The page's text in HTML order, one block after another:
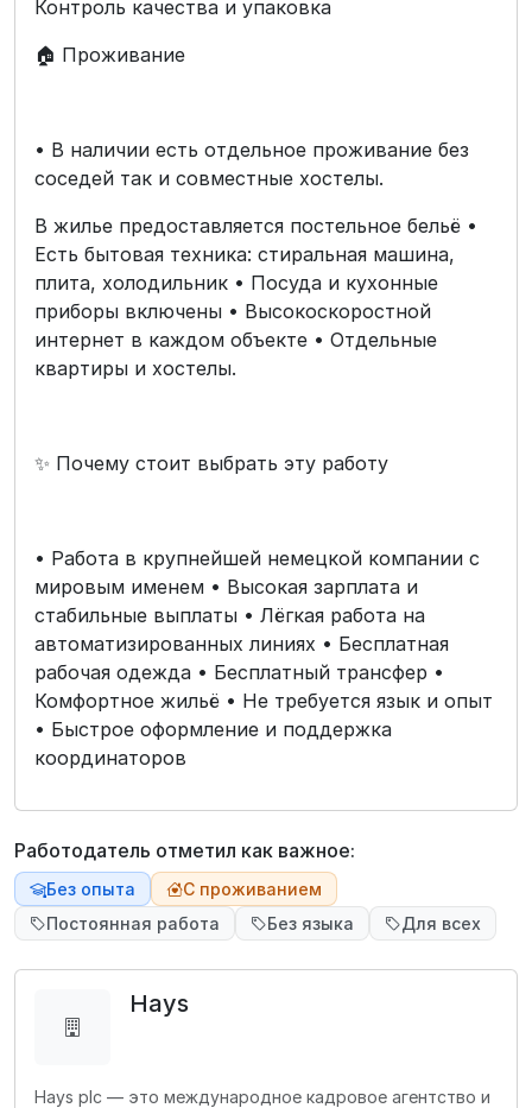
Контроль качества и упаковка
🏠 Проживание
• В наличии есть отдельное проживание без
соседей так и совместные хостелы.
В жилье предоставляется постельное бельё •
Есть бытовая техника: стиральная машина,
плита, холодильник • Посуда и кухонные
приборы включены • Высокоскоростной
интернет в каждом объекте • Отдельные
квартиры и хостелы.
✨ Почему стоит выбрать эту работу
• Работа в крупнейшей немецкой компании с
мировым именем • Высокая зарплата и
стабильные выплаты • Лёгкая работа на
автоматизированных линиях • Бесплатная
рабочая одежда • Бесплатный трансфер •
Комфортное жильё • Не требуется язык и опыт
• Быстрое оформление и поддержка
координаторов
Работодатель отметил как важное:
Без опыта
С проживанием
Постоянная работа
Без языка Для всех
Hays
Hays plc — это международное кадровое агентство и